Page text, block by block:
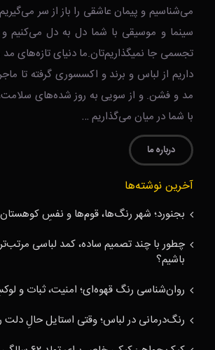
می‌شناسیم و پیمان عاشقی را باز از سر
سینما و موسیقی با شما دل به دل می‌کنیم و
تجسمی جا نمیگذاریم‌تان.ما دنیای تازه‌های مد
داریم از لباس و برند و اکسسوری گرفته تا
مد و فشن. و از سویی به روز شده‌های
با شما در میان می‌گذاریم …
درباره ما
آخرین نوشته‌ها
بجنورد؛ شهر رنگ‌ها، قوم‌ها و نفسِ کوهستان
چطور با چند تصمیم ساده، کمد لباسی
باشیم؟
روان‌شناسی رنگ قهوه‌ای؛ امنیت، ثبات و
رنگ‌درمانی در لباس؛ وقتی استایل حالِ